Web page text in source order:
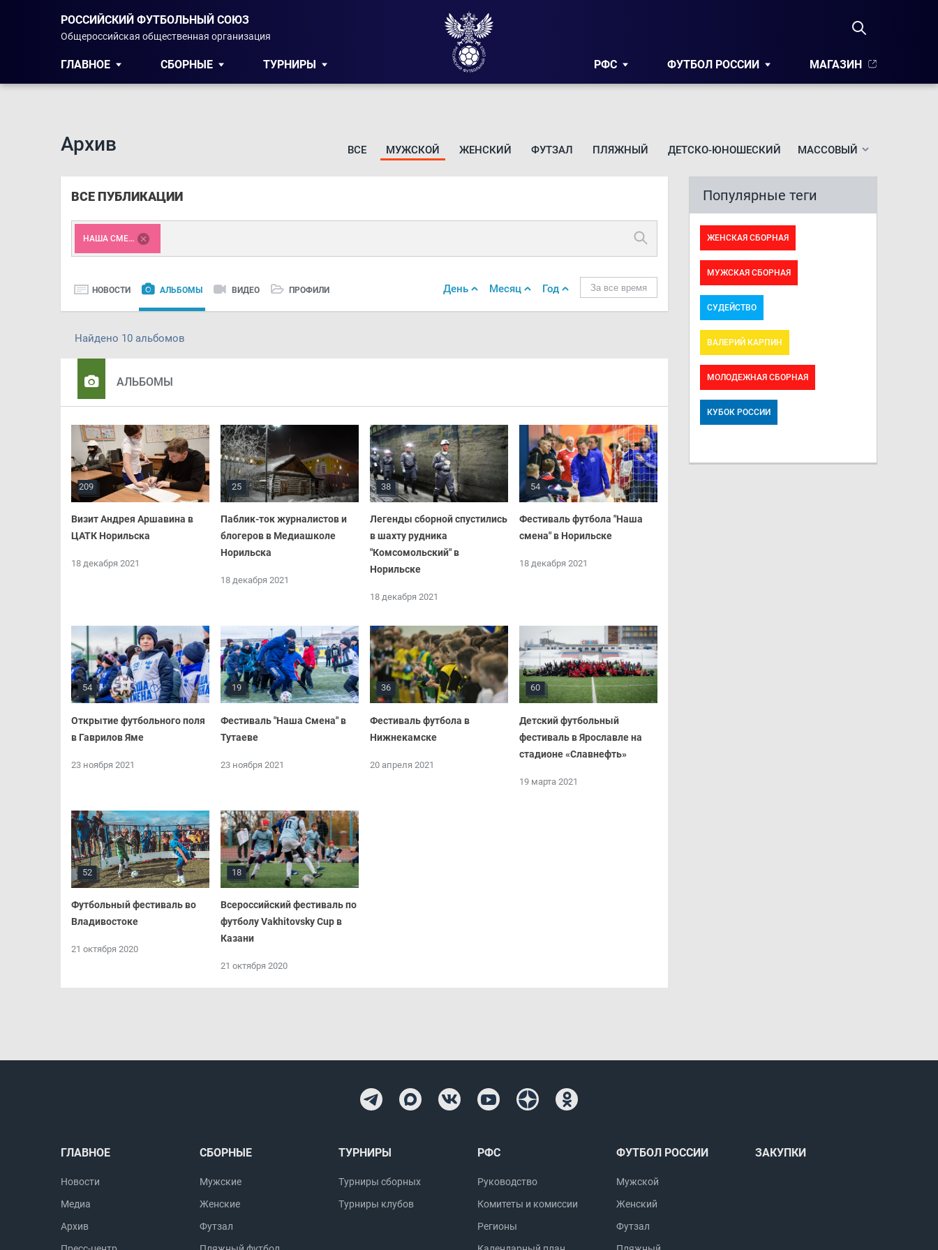
РОССИЙСКИЙ ФУТБОЛЬНЫЙ СОЮЗ
Общероссийская общественная организация
ГЛАВНОЕ СБОРНЫЕ ТУРНИРЫ РФС ФУТБОЛ РОССИИ МАГАЗИН
Архив ВСЕ МУЖСКОЙ ЖЕНСКИЙ ФУТЗАЛ ПЛЯЖНЫЙ ДЕТСКО-ЮНОШЕСКИЙ МАССОВЫЙ
ВСЕ ПУБЛИКАЦИИ
НАША СМЕНА
НОВОСТИ АЛЬБОМЫ ВИДЕО ПРОФИЛИ За все время
Год
Месяц
День
Найдено 10 альбомов
АЛЬБОМЫ
209
Визит Андрея Аршавина в
ЦАТК Норильска
18 декабря 2021
25
Паблик-ток журналистов и
блогеров в Медиашколе
Норильска
18 декабря 2021
38
Легенды сборной спустились
в шахту рудника
"Комсомольский" в
Норильске
18 декабря 2021
54
Фестиваль футбола "Наша
смена" в Норильске
18 декабря 2021
54
Открытие футбольного поля
в Гаврилов Яме
23 ноября 2021
19
Фестиваль "Наша Смена" в
Тутаеве
23 ноября 2021
36
Фестиваль футбола в
Нижнекамске
20 апреля 2021
60
Детский футбольный
фестиваль в Ярославле на
стадионе «Славнефть»
19 марта 2021
52
Футбольный фестиваль во
Владивостоке
21 октября 2020
18
Всероссийский фестиваль по
футболу Vakhitovsky Cup в
Казани
21 октября 2020
Популярные теги
ЖЕНСКАЯ СБОРНАЯ
МУЖСКАЯ СБОРНАЯ
СУДЕЙСТВО
ВАЛЕРИЙ КАРПИН
МОЛОДЕЖНАЯ СБОРНАЯ
КУБОК РОССИИ
ГЛАВНОЕ
Новости
Медиа
Архив
СБОРНЫЕ
Мужские
Женские
Футзал
ТУРНИРЫ
Турниры сборных
Турниры клубов
РФС
Руководство
Комитеты и комиссии
Регионы
ФУТБОЛ РОССИИ
Мужской
Женский
Футзал
ЗАКУПКИ